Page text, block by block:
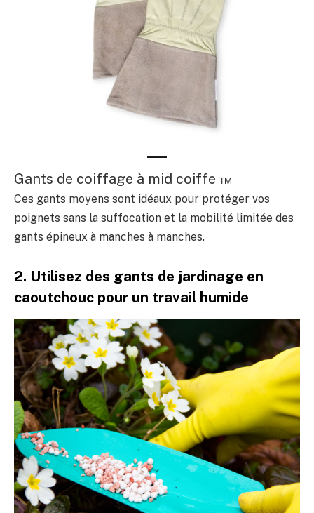
Gants de coiffage à mid coiffe ™
Ces gants moyens sont idéaux pour protéger vos
poignets sans la suffocation et la mobilité limitée des
gants épineux à manches à manches.
2. Utilisez des gants de jardinage en
caoutchouc pour un travail humide